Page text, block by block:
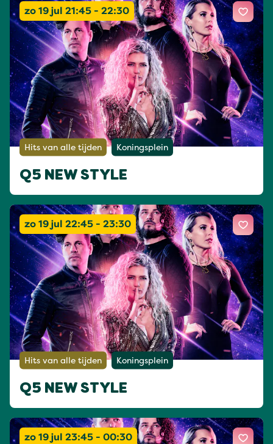
zo 19 jul 21:45 - 22:30
Hits van alle tijden Koningsplein
Q5 NEW STYLE
zo 19 jul 22:45 - 23:30
Hits van alle tijden Koningsplein
Q5 NEW STYLE
zo 19 jul 23:45 - 00:30